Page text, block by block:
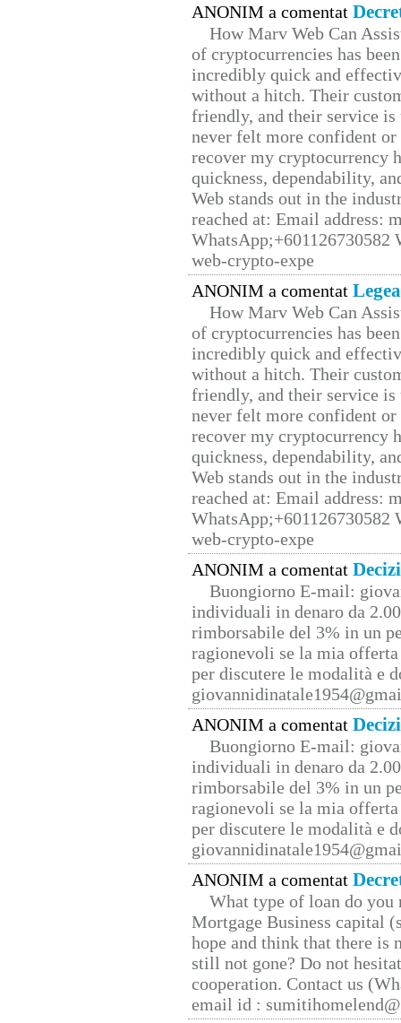
ANONIM a comentat
How Marv Web Can
of cryptocurrencies has
incredibly quick and
without a hitch. Their
friendly, and their service
never felt more confident
recover my cryptocurrency
quickness, dependability,
Web stands out in the
reached at: Email address:
web-crypto-expe
ANONIM a comentat
How Marv Web Can
of cryptocurrencies has
incredibly quick and
without a hitch. Their
friendly, and their service
never felt more confident
recover my cryptocurrency
quickness, dependability,
Web stands out in the
reached at: Email address:
web-crypto-expe
ANONIM a comentat
Buongiorno E-mail:
individuali in denaro da
rimborsabile del 3% in un
ragionevoli se la mia
per discutere le modalità e
ANONIM a comentat
Buongiorno E-mail:
individuali in denaro da
rimborsabile del 3% in un
ragionevoli se la mia
per discutere le modalità e
ANONIM a comentat
What type of loan do you
Mortgage Business capital
hope and think that there is
still not gone? Do not
cooperation. Contact us
email id :